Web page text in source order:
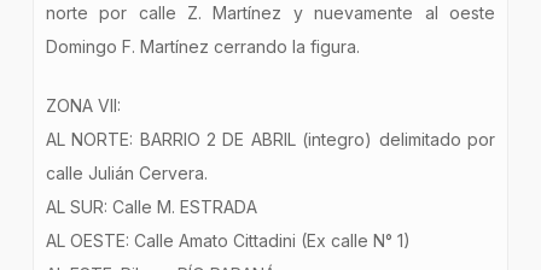
norte por calle Z. Martínez y nuevamente al oeste
Domingo F. Martínez cerrando la figura.
ZONA VII:
AL NORTE: BARRIO 2 DE ABRIL (integro) delimitado por
calle Julián Cervera.
AL SUR: Calle M. ESTRADA
AL OESTE: Calle Amato Cittadini (Ex calle N° 1)